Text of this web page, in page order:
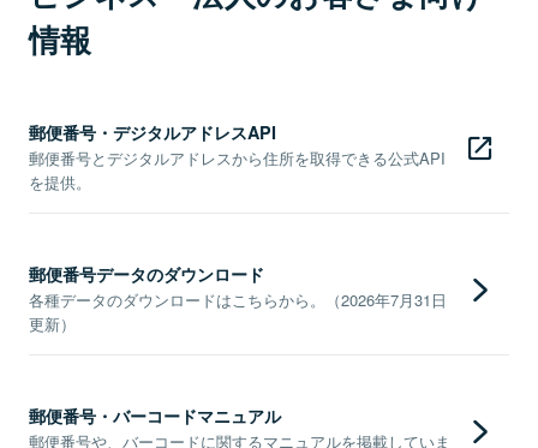
情報
郵便番号・デジタルアドレスAPI
郵便番号とデジタルアドレスから住所を取得できる公式API
を提供。
郵便番号データのダウンロード
各種データのダウンロードはこちらから。（2026年7月31日
更新）
郵便番号・バーコードマニュアル
郵便番号や、バーコードに関するマニュアルを掲載していま